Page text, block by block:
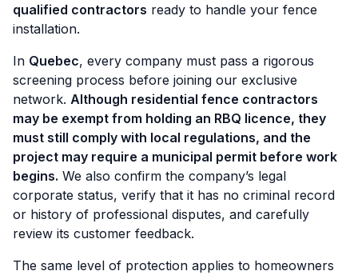
qualified contractors ready to handle your fence
installation.
In Quebec, every company must pass a rigorous
screening process before joining our exclusive
network. Although residential fence contractors
may be exempt from holding an RBQ licence, they
must still comply with local regulations, and the
project may require a municipal permit before work
begins. We also confirm the company’s legal
corporate status, verify that it has no criminal record
or history of professional disputes, and carefully
review its customer feedback.
The same level of protection applies to homeowners